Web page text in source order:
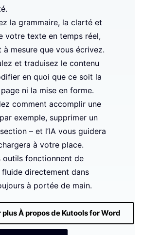
la grammaire, la clarté et
votre texte en temps réel,
à mesure que vous écrivez.
et traduisez le contenu
en quoi que ce soit la
ni la mise en forme.
comment accomplir une
exemple, supprimer un
– et l’IA vous guidera
à votre place.
outils fonctionnent de
fluide directement dans
à portée de main.
plus À propos de Kutools for Word